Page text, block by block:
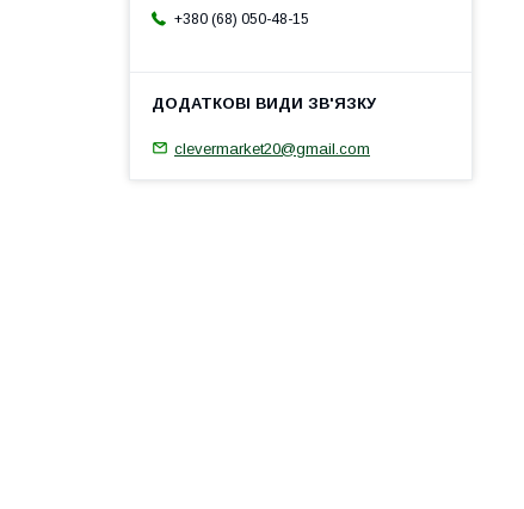
+380 (68) 050-48-15
clevermarket20@gmail.com